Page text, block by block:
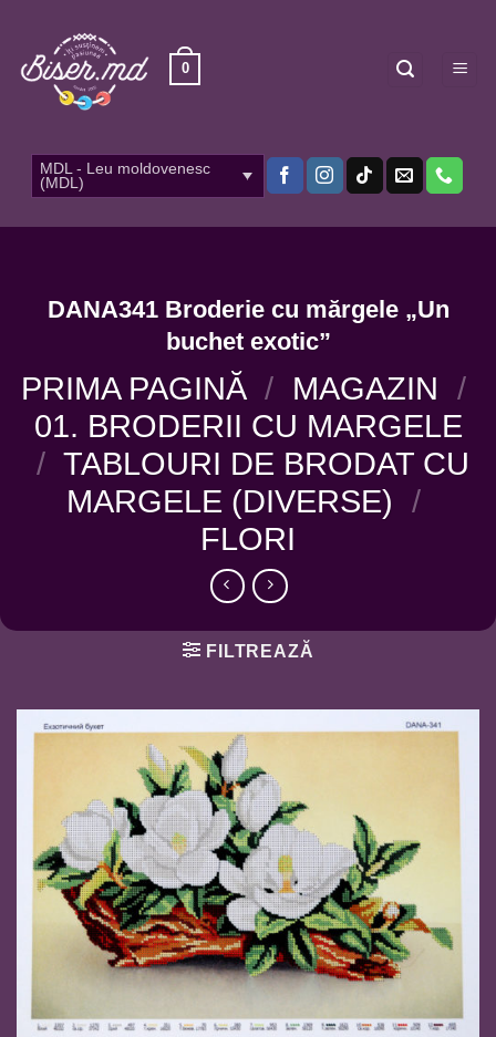
content
0
MDL - Leu moldovenesc
(MDL)
DANA341 Broderie cu mărgele „Un
buchet exotic”
PRIMA PAGINĂ / MAGAZIN /
01. BRODERII CU MARGELE
/ TABLOURI DE BRODAT CU
MARGELE (DIVERSE) /
FLORI
FILTREAZĂ